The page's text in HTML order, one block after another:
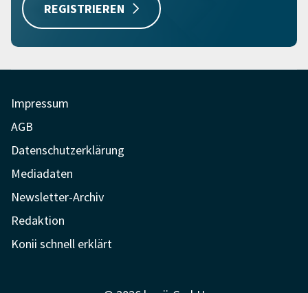
REGISTRIEREN
Impressum
AGB
Datenschutzerklärung
Mediadaten
Newsletter-Archiv
Redaktion
Konii schnell erklärt